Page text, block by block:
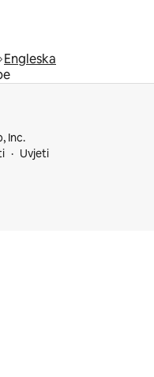
Engleska
Inc.
Uvjeti